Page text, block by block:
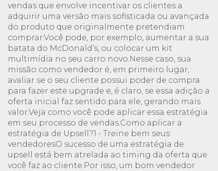
vendas que envolve incentivar os clientes a
adquirir uma versão mais sofisticada ou avançada
do produto que originalmente pretendiam
comprar.Você pode, por exemplo, aumentar a sua
batata do McDonald’s, ou colocar um kit
multimídia no seu carro novo.Nesse caso, sua
missão como vendedor é, em primeiro lugar,
avaliar se o seu cliente possui poder de compra
para fazer este upgrade e, é claro, se essa adição a
oferta inicial faz sentido para ele, gerando mais
valor.Veja como você pode aplicar essa estratégia
em seu processo de vendas.Como aplicar a
estratégia de Upsell?1 - Treine bem seus
vendedoresO sucesso de uma estratégia de
upsell está bem atrelada ao timing da oferta que
você faz ao cliente.Por isso, um bom vendedor